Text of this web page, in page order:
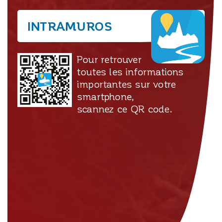
INTRAMUROS
Pour retrouver
toutes les informations
importantes sur votre
smartphone,
scannez ce QR code.